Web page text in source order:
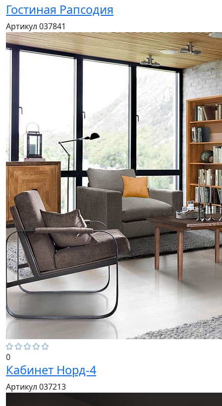
Гостиная Рапсодия
Артикул 037841
0
Кабинет Норд-4
Артикул 037213